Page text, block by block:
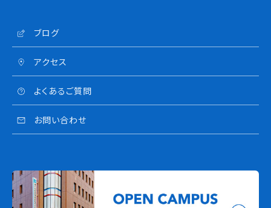
ブログ
アクセス
よくあるご質問
お問い合わせ